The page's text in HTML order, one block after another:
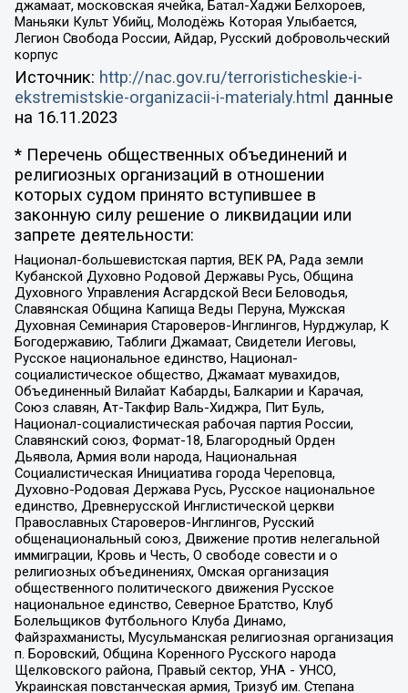
джамаат, московская ячейка, Батал-Хаджи Белхороев,
Маньяки Культ Убийц, Молодёжь Которая Улыбается,
Легион Свобода России, Айдар, Русский добровольческий
корпус
Источник: http://nac.gov.ru/terroristicheskie-i-
ekstremistskie-organizacii-i-materialy.html данные
на 16.11.2023
* Перечень общественных объединений и
религиозных организаций в отношении
которых судом принято вступившее в
законную силу решение о ликвидации или
запрете деятельности:
Национал-большевистская партия, ВЕК РА, Рада земли
Кубанской Духовно Родовой Державы Русь, Община
Духовного Управления Асгардской Веси Беловодья,
Славянская Община Капища Веды Перуна, Мужская
Духовная Семинария Староверов-Инглингов, Нурджулар, К
Богодержавию, Таблиги Джамаат, Свидетели Иеговы,
Русское национальное единство, Национал-
социалистическое общество, Джамаат мувахидов,
Объединенный Вилайат Кабарды, Балкарии и Карачая,
Союз славян, Ат-Такфир Валь-Хиджра, Пит Буль,
Национал-социалистическая рабочая партия России,
Славянский союз, Формат-18, Благородный Орден
Дьявола, Армия воли народа, Национальная
Социалистическая Инициатива города Череповца,
Духовно-Родовая Держава Русь, Русское национальное
единство, Древнерусской Инглистической церкви
Православных Староверов-Инглингов, Русский
общенациональный союз, Движение против нелегальной
иммиграции, Кровь и Честь, О свободе совести и о
религиозных объединениях, Омская организация
общественного политического движения Русское
национальное единство, Северное Братство, Клуб
Болельщиков Футбольного Клуба Динамо,
Файзрахманисты, Мусульманская религиозная организация
п. Боровский, Община Коренного Русского народа
Щелковского района, Правый сектор, УНА - УНСО,
Украинская повстанческая армия, Тризуб им. Степана